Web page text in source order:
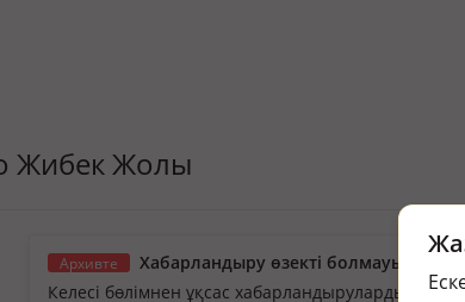
Жибек Жолы
Архивте
Хабарландыру өзекті болмауы мүмкін.
Келесі бөлімнен ұқсас хабарландыруларды